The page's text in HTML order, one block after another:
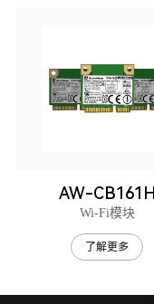
AW-CB161H
Wi-Fi模块
了解更多